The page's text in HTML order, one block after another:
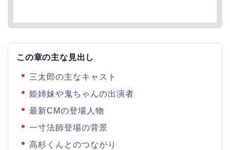
この章の主な見出し
三太郎の主なキャスト
姫姉妹や鬼ちゃんの出演者
最新CMの登場人物
一寸法師登場の背景
高杉くんとのつながり